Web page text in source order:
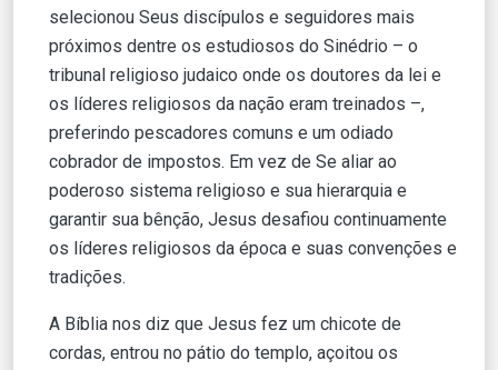
selecionou Seus discípulos e seguidores mais
próximos dentre os estudiosos do Sinédrio – o
tribunal religioso judaico onde os doutores da lei e
os líderes religiosos da nação eram treinados –,
preferindo pescadores comuns e um odiado
cobrador de impostos. Em vez de Se aliar ao
poderoso sistema religioso e sua hierarquia e
garantir sua bênção, Jesus desafiou continuamente
os líderes religiosos da época e suas convenções e
tradições.
A Bíblia nos diz que Jesus fez um chicote de
cordas, entrou no pátio do templo, açoitou os